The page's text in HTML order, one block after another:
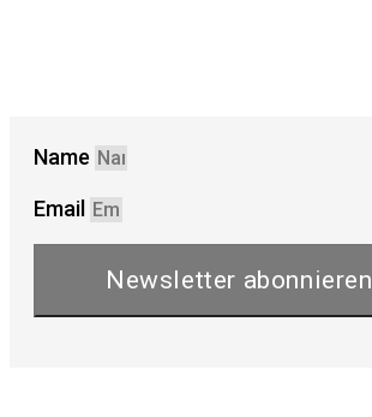
Name
Email
Newsletter abonnieren